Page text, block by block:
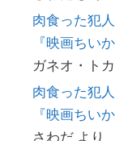
肉食った犯
『映画ちい
ガネオ・ト
肉食った犯
『映画ちい